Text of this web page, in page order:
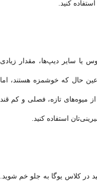
کنید.
یا سایر دیپ‌ها، مقدار زیادی
حال که خوشمزه هستند، اما
میوه‌های تازه، فصلی و کم قند
استفاده کنید.
کلاس یوگا به جلو خم شوید.